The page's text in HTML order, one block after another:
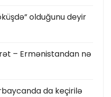
olduğunu deyir
– Ermənistandan nə
da keçirilə